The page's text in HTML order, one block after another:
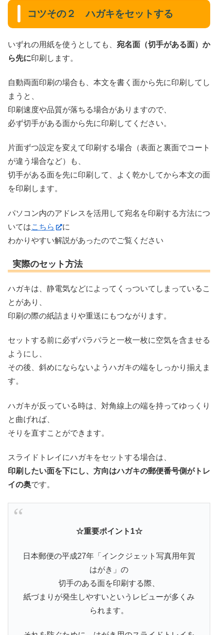
コツその２ ハガキをセットする
いずれの用紙を使うとしても、 宛名面（切手がある面）か
ら先に印刷します。
自動両面印刷の場合も、本文を書く面から先に印刷してし
まうと、
印刷速度や品質が落ちる場合がありますので、
必ず切手がある面から先に印刷してください。
片面ずつ設定を変えて印刷する場合（表面と裏面でコート
が違う場合など）も、
切手がある面を先に印刷して、よく乾かしてから本文の面
を印刷します。
パソコン内のアドレスを活用して宛名を印刷する方法につ
いてはこちら
に
わかりやすい解説があったのでご覧ください
実際のセット方法
ハガキは、静電気などによってくっついてしまっているこ
とがあり、
印刷の際の紙詰まりや重送にもつながります。
セットする前に必ずパラパラと一枚一枚に空気を含ませる
ようにし、
その後、斜めにならないようハガキの端をしっかり揃えま
す。
ハガキが反っている時は、対角線上の端を持ってゆっくり
と曲げれば、
そりを直すことができます。
スライドトレイにハガキをセットする場合は、
印刷したい面を下にし、方向はハガキの郵便番号側がトレ
イの奥です。
☆重要ポイント1☆
日本郵便の平成27年「インクジェット写真用年賀
はがき」の
切手のある面を印刷する際、
紙づまりが発生しやすいというレビューが多くみ
られます。